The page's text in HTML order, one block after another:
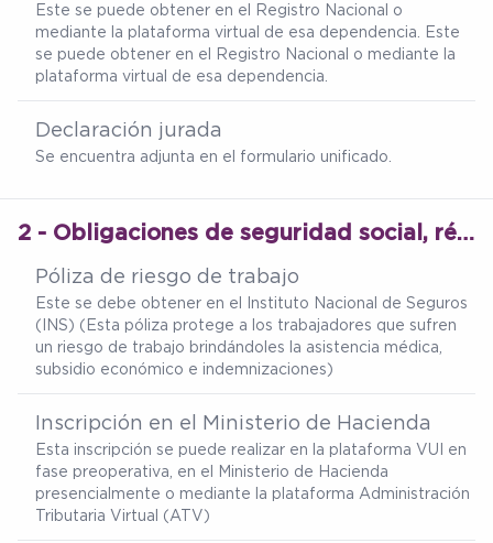
Este se puede obtener en el Registro Nacional o
mediante la plataforma virtual de esa dependencia. Este
se puede obtener en el Registro Nacional o mediante la
plataforma virtual de esa dependencia.
Declaración jurada
Se encuentra adjunta en el formulario unificado.
2 - Obligaciones de seguridad social, régimen tributario y permisos de funcionamiento
Póliza de riesgo de trabajo
Este se debe obtener en el Instituto Nacional de Seguros
(INS) (Esta póliza protege a los trabajadores que sufren
un riesgo de trabajo brindándoles la asistencia médica,
subsidio económico e indemnizaciones)
Inscripción en el Ministerio de Hacienda
Esta inscripción se puede realizar en la plataforma VUI en
fase preoperativa, en el Ministerio de Hacienda
presencialmente o mediante la plataforma Administración
Tributaria Virtual (ATV)